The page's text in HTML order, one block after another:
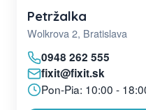
Petržalka
Wolkrova 2, Bratislava
0948 262 555
fixit@fixit.sk
Pon-Pia: 10:00 -